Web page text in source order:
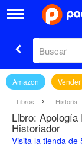
Amazon Vender
Libros Historia
Libro:
Historiador
Visita la tienda de